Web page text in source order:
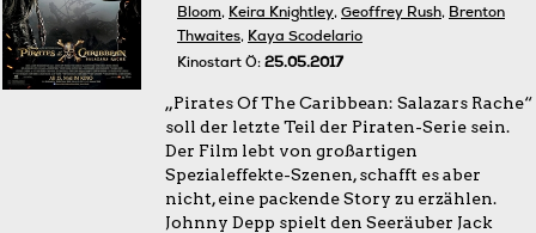
Bloom, Keira Knightley, Geoffrey Rush, Brenton
Thwaites, Kaya Scodelario
Kinostart Ö: 25.05.2017
„Pirates Of The Caribbean: Salazars Rache“
soll der letzte Teil der Piraten-Serie sein.
Der Film lebt von großartigen
Spezialeffekte-Szenen, schafft es aber
nicht, eine packende Story zu erzählen.
Johnny Depp spielt den Seeräuber Jack